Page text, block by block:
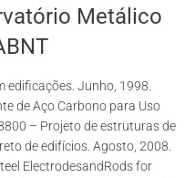
Metálico
edificações. Junho, 1998.
de Aço Carbono para Uso
– Projeto de estruturas de
de edifícios. Agosto, 2008.
ElectrodesandRods for